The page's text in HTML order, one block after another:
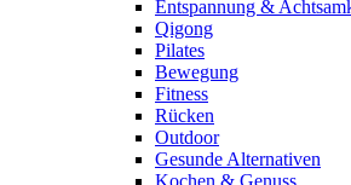
Entspannung &
Qigong
Pilates
Bewegung
Fitness
Rücken
Outdoor
Gesunde Alternativen
Kochen & Genuss